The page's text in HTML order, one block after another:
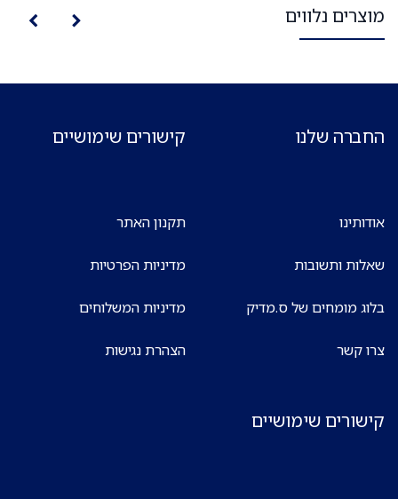
מוצרים נלווים
החברה שלנו
אודותינו
שאלות ותשובות
בלוג מומחים של ס.מדיק
צרו קשר
קישורים שימושיים
תקנון האתר
מדיניות הפרטיות
מדיניות המשלוחים
הצהרת נגישות
קישורים שימושיים